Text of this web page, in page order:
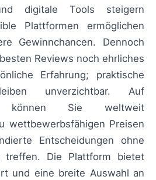
digitale Tools steigern
Plattformen ermöglichen
Gewinnchancen. Dennoch
Reviews noch ehrliches
Erfahrung; praktische
unverzichtbar. Auf
können Sie weltweit
wettbewerbsfähigen Preisen
Entscheidungen ohne
treffen. Die Plattform bietet
und eine breite Auswahl an